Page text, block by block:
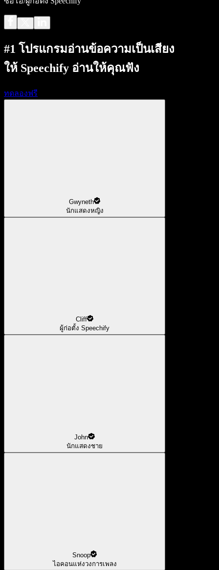
#1 โปรแกรมอ่านข้อความเป็นเสียง
ให้ Speechify อ่านให้คุณฟัง
ทดลองฟรี
Gwyneth
นักแสดงหญิง
Cliff
ผู้ก่อตั้ง Speechify
John
นักแสดงชาย
Snoop
ไอคอนแห่งวงการเพลง